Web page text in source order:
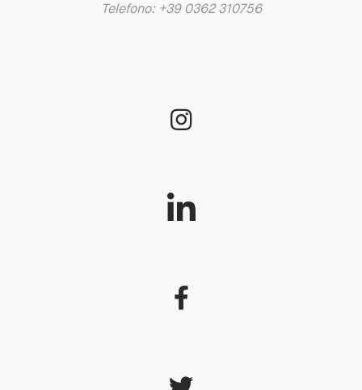
Telefono: +39 0362 310756